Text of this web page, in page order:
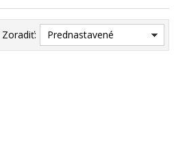
Zoradiť: Prednastavené